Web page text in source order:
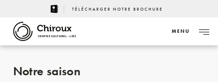
TÉLÉCHARGER NOTRE BROCHURE
CENTRE CULTUREL - LIÈGE
MENU
Notre saison